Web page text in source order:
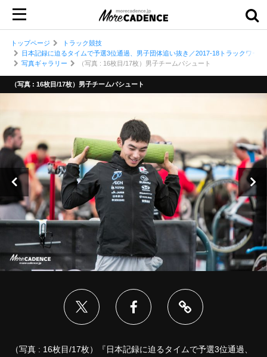
トップページ
トラック競技
日本記録に迫るタイムで予選3位通過、男子団体追い抜き／2017-18トラックワール
写真ギャラリー
（写真 : 16枚目/17枚）男子チームパシュート
（写真 : 16枚目/17枚）男子チームパシュート
（写真 : 16枚目/17枚）『日本記録に迫るタイムで予選3位通過、